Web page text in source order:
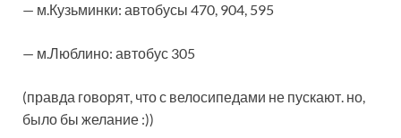
— м.Кузьминки: автобусы 470, 904, 595
— м.Люблино: автобус 305
(правда говорят, что с велосипедами не пускают. но,
было бы желание :))